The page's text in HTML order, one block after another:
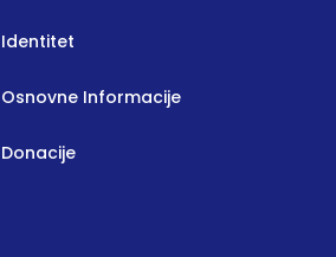
Identitet
Osnovne Informacije
Donacije